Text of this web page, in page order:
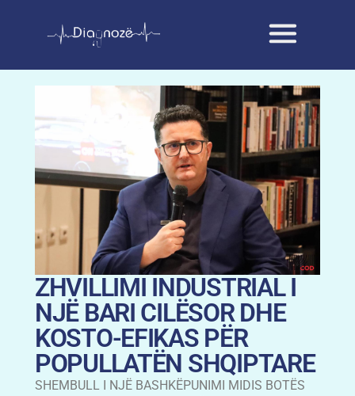
ZHVILLIMI INDUSTRIAL I
NJË BARI CILËSOR DHE
KOSTO-EFIKAS PËR
POPULLATËN SHQIPTARE
SHEMBULL I NJË BASHKËPUNIMI MIDIS BOTËS